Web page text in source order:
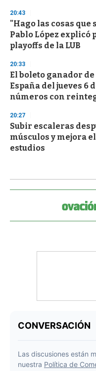
20:43
"Hago las cosas
Pablo López explicó
playoffs de la LUB
20:33
El boleto ganador
España del jueves 6
números con
20:27
Subir escaleras
músculos y mejora
estudios